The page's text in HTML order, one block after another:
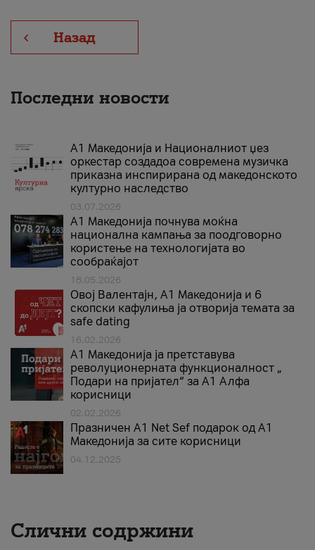
Назад
Последни новости
А1 Македонија и Националниот џез
оркестар создадоа современа музичка
приказна инспирирана од македонското
културно наследство
03.07.2026
A1 Македонија почнува моќна
национална кампања за поодговорно
користење на технологијата во
сообраќајот
18.05.2026
Овој Валентајн, A1 Македонија и 6
скопски кафулиња ја отворија темата за
safe dating
16.02.2026
А1 Македонија ја претставува
револуционерната функционалност „
Подари на пријател“ за А1 Алфа
корисници
02.02.2026
Празничен A1 Net Sеf подарок од А1
Македонија за сите корисници
04.12.2025
Слични содржини